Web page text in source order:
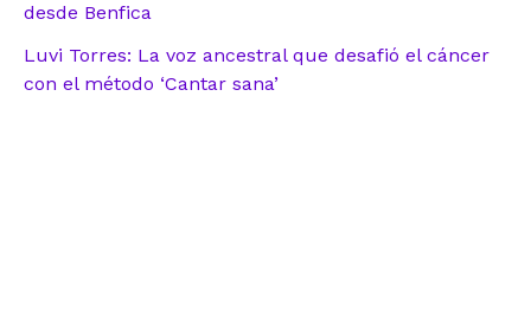
desde Benfica
Luvi Torres: La voz ancestral que desafió el cáncer
con el método ‘Cantar sana’